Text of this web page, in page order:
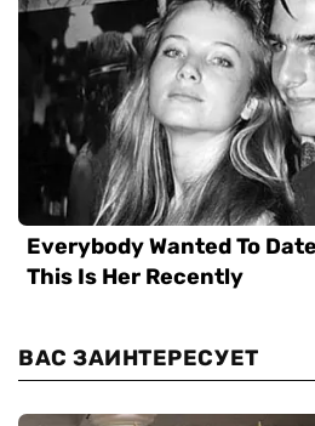
ВАС ЗАИНТЕРЕСУЕТ